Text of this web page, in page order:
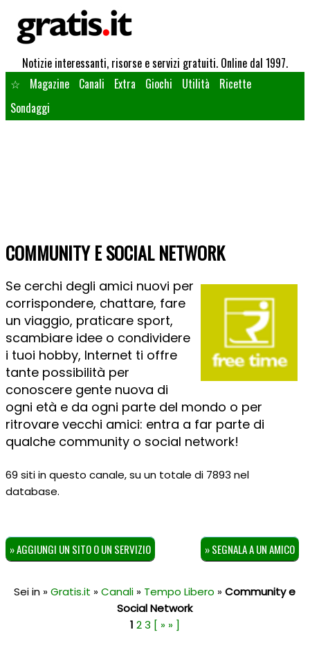
Notizie interessanti, risorse e servizi gratuiti. Online dal 1997.
☆
Magazine Canali Extra Giochi Utilità
Ricette
Sondaggi
COMMUNITY E SOCIAL NETWORK
Se cerchi degli amici nuovi per
corrispondere, chattare, fare
un viaggio, praticare sport,
scambiare idee o condividere
i tuoi hobby, Internet ti offre
tante possibilità per
conoscere gente nuova di
ogni età e da ogni parte del mondo o per
ritrovare vecchi amici: entra a far parte di
qualche community o social network!
69 siti in questo canale, su un totale di 7893 nel
database.
» AGGIUNGI UN SITO O UN SERVIZIO » SEGNALA A UN AMICO
Sei in »Gratis.it »Canali » Tempo Libero »Community e
Social Network
1 23 [ » » ]